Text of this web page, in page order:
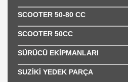
SCOOTER 50-80 CC
SCOOTER 50CC
SÜRÜCÜ EKİPMANLARI
SUZİKİ YEDEK PARÇA